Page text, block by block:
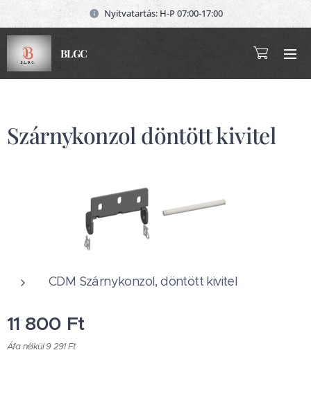
Nyitvatartás: H-P 07:00-17:00
BLGC
Szárnykonzol döntött kivitel
CDM Szárnykonzol, döntött kivitel
11 800 Ft
Áfa nélkül 9 291 Ft